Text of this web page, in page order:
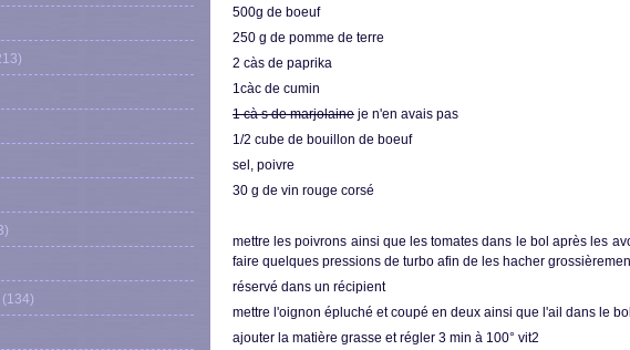
(134)
500g de boeuf
250 g de pomme de terre
2 càs de paprika
1càc de cumin
1 cà s de marjolaine je n'en avais pas
1/2 cube de bouillon de boeuf
sel, poivre
30 g de vin rouge corsé
mettre les poivrons ainsi que les tomates dans le bol après les
faire quelques pressions de turbo afin de les hacher
réservé dans un récipient
mettre l'oignon épluché et coupé en deux ainsi que l'ail dans le
ajouter la matière grasse et régler 3 min à 100° vit2